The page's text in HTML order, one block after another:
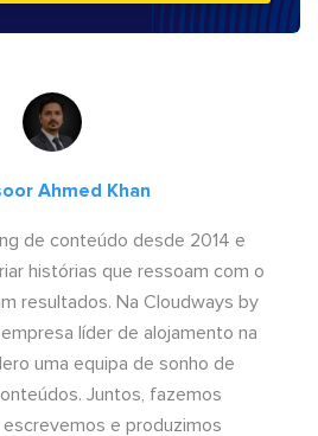
Ahmed Khan
de conteúdo desde 2014 e
histórias que ressoam com o
resultados. Na Cloudways by
líder de alojamento na
uma equipa de sonho de
Juntos, fazemos
escrevemos e produzimos